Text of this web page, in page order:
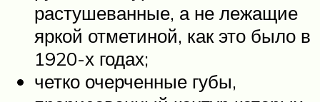
растушеванные, а не лежащие
яркой отметиной, как это было в
1920-х годах;
четко очерченные губы,